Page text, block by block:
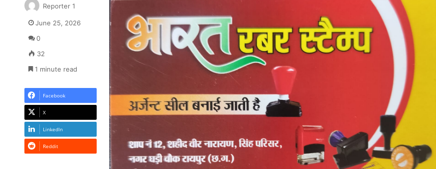
Reporter 1
June 25, 2026
0
32
1 minute read
Facebook
X
LinkedIn
Reddit